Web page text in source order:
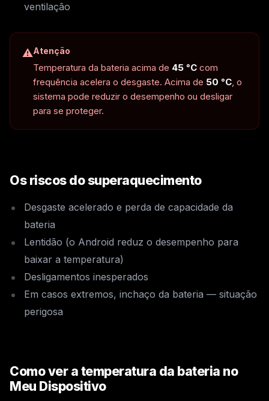
ventilação
⚠️Atenção
Temperatura da bateria acima de 45 °C com
frequência acelera o desgaste. Acima de 50 °C, o
sistema pode reduzir o desempenho ou desligar
para se proteger.
Os riscos do superaquecimento
Desgaste acelerado e perda de capacidade da
bateria
Lentidão (o Android reduz o desempenho para
baixar a temperatura)
Desligamentos inesperados
Em casos extremos, inchaço da bateria — situação
perigosa
Como ver a temperatura da bateria no
Meu Dispositivo